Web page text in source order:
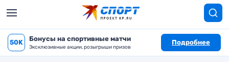
50K Бонусы на спортивные матчи
Эксклюзивные акции, розыгрыши призов
Подробнее